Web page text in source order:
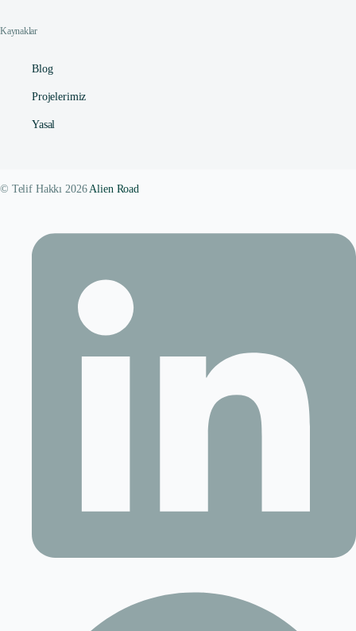
Kaynaklar
Blog
Projelerimiz
Yasal
© Telif Hakkı 2026 Alien Road